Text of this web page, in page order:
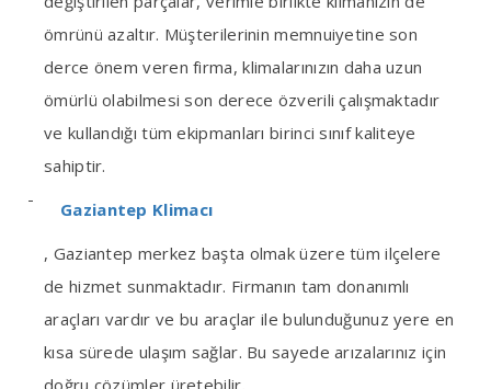
ömrünü azaltır. Müşterilerinin memnuiyetine son
derce önem veren firma, klimalarınızın daha uzun
ömürlü olabilmesi son derece özverili çalışmaktadır
ve kullandığı tüm ekipmanları birinci sınıf kaliteye
sahiptir.
Gaziantep Klimacı
, Gaziantep merkez başta olmak üzere tüm ilçelere
de hizmet sunmaktadır. Firmanın tam donanımlı
araçları vardır ve bu araçlar ile bulunduğunuz yere en
kısa sürede ulaşım sağlar. Bu sayede arızalarınız için
doğru çözümler üretebilir.